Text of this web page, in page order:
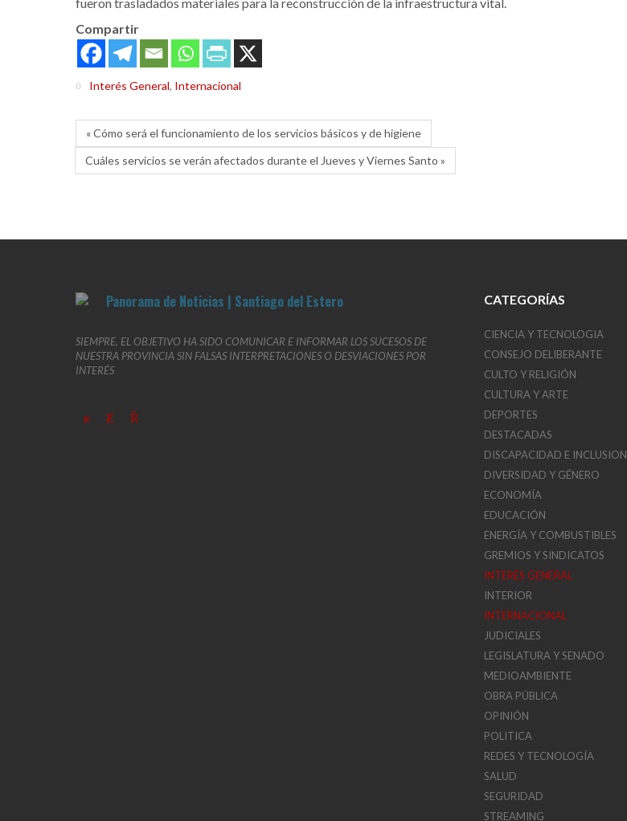
Compartir
Interés General, Internacional
« Cómo será el funcionamiento de los servicios básicos y de higiene
Cuáles servicios se verán afectados durante el Jueves y Viernes Santo »
SIEMPRE, EL OBJETIVO HA SIDO COMUNICAR E INFORMAR LOS SUCESOS DE
NUESTRA PROVINCIA SIN FALSAS INTERPRETACIONES O DESVIACIONES POR
INTERÉS
CATEGORÍAS
CIENCIA Y TECNOLOGIA
CONSEJO DELIBERANTE
CULTO Y RELIGIÓN
CULTURA Y ARTE
DEPORTES
DESTACADAS
DISCAPACIDAD E INCLUSION
DIVERSIDAD Y GÉNERO
ECONOMÍA
EDUCACIÓN
ENERGÍA Y COMBUSTIBLES
GREMIOS Y SINDICATOS
INTERÉS GENERAL
INTERIOR
INTERNACIONAL
JUDICIALES
LEGISLATURA Y SENADO
MEDIOAMBIENTE
OBRA PÚBLICA
OPINIÓN
POLITICA
REDES Y TECNOLOGÍA
SALUD
SEGURIDAD
STREAMING